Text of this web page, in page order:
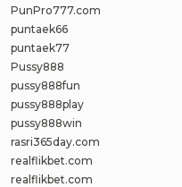
PunPro777.com
puntaek66
puntaek77
Pussy888
pussy888fun
pussy888play
pussy888win
rasri365day.com
realflikbet.com
realflikbet.com